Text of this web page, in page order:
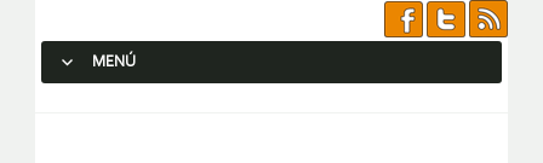
MENÚ